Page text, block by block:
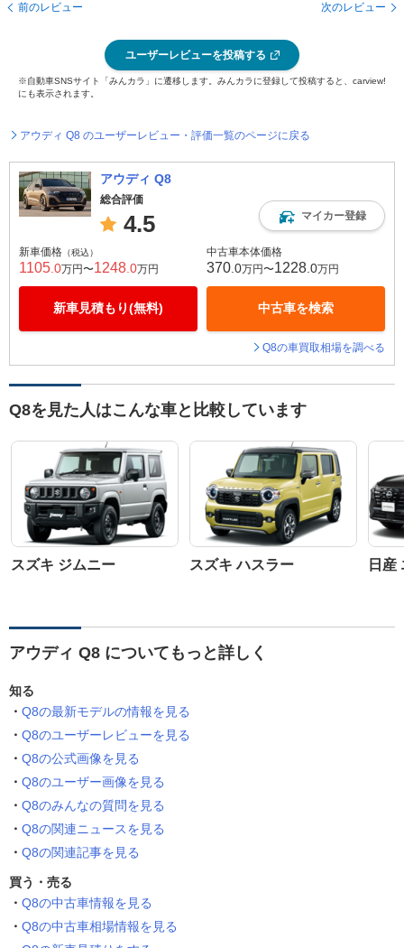
前のレビュー 次のレビュー
ユーザーレビューを投稿する
※自動車SNSサイト「みんカラ」に遷移します。みんカラに登録して投稿すると、carview!
にも表示されます。
アウディ Q8 のユーザーレビュー・評価一覧のページに戻る
アウディ Q8
総合評価
4.5 マイカー登録
新車価格 （税込）
1105 .0万円〜1248 .0万円
新車見積もり(無料)
中古車本体価格
370 .0万円〜1228 .0万円
中古車を検索
Q8の車買取相場を調べる
Q8を見た人はこんな車と比較しています
スズキ ジムニー スズキ ハスラー 日産
アウディ Q8 についてもっと詳しく
知る
Q8の最新モデルの情報を見る
Q8のユーザーレビューを見る
Q8の公式画像を見る
Q8のユーザー画像を見る
Q8のみんなの質問を見る
Q8の関連ニュースを見る
Q8の関連記事を見る
買う・売る
Q8の中古車情報を見る
Q8の中古車相場情報を見る